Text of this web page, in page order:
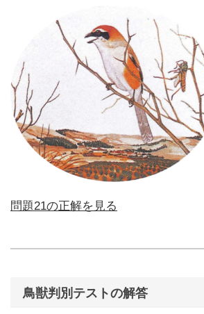
問題21の正解を見る
鳥獣判別テストの解答